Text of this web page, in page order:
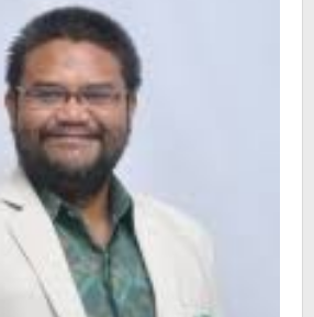
Justru
Meningkat